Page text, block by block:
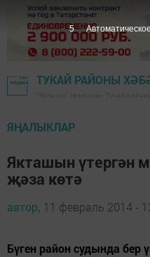
ТУКАЙ РАЙОНЫ
ЯҢАЛЫКЛАР
Якташын үтергән
җәза көтә
автор, 11 февраль 2014 -
Бүген район судында бер
4